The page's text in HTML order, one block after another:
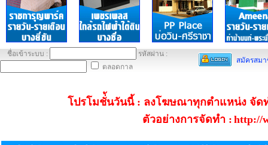
ชื่อเข้าระบบ :
รหัสผ่าน :
ตลอดกาล
สมัครสม
โปรโมชั่้นวันนี้ : ลงโฆษณาทุกตำแหน่ง จัดท
ตัวอย่างการจัดทำ : http://